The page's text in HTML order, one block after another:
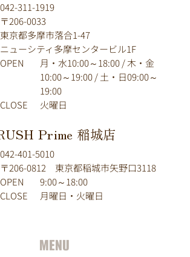
042-311-1919
〒206-0033
東京都多摩市落合1-47
ニューシティ多摩センタービル1F
OPEN
月・水10:00～18:00 / 木・金
10:00～19:00 / 土・日09:00～
19:00
CLOSE
火曜日
Prime 稲城店
042-401-5010
〒206-0812 東京都稲城市矢野口3118
OPEN
9:00～18:00
CLOSE
月曜日・火曜日
MENU